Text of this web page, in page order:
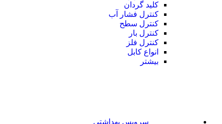
کلید گردان
کنترل فشار آب
کنترل سطح
کنترل بار
کنترل فلز
انواع کابل
بیشتر
سرویس بهداشتی